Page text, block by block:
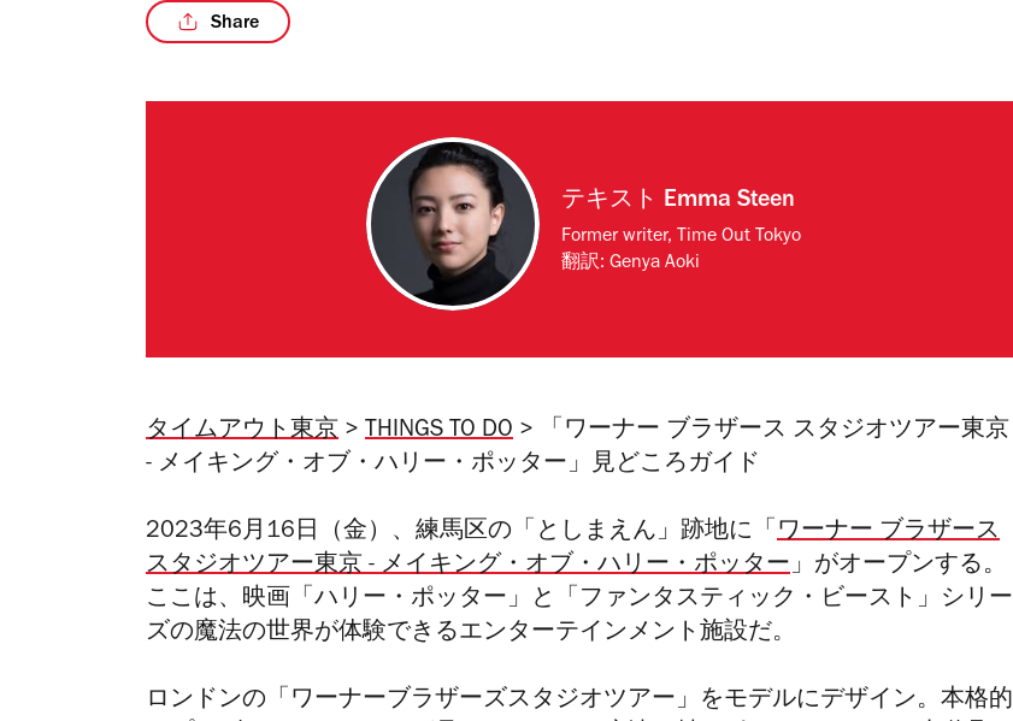
Share
テキスト Emma Steen
Former writer, Time Out Tokyo
翻訳: Genya Aoki
タイムアウト東京 > THINGS TO DO > 「ワーナー ブラザース スタジオツアー東京
- メイキング・オブ・ハリー・ポッター」見どころガイド
2023年6月16日（金）、練馬区の「としまえん」跡地に「 ワーナー ブラザース
スタジオツアー東京 - メイキング・オブ・ハリー・ポッター」がオープンする。
ここは、映画「ハリー・ポッター」と「ファンタスティック・ビースト」シリー
ズの魔法の世界が体験できるエンターテインメント施設だ。
ロンドンの「ワーナーブラザーズスタジオツアー」をモデルにデザイン。本格的